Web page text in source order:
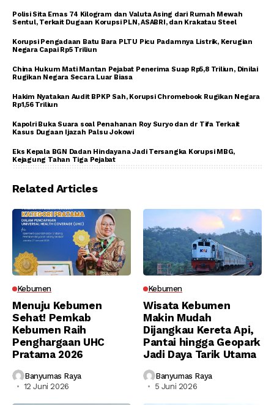
Polisi Sita Emas 74 Kilogram dan Valuta Asing dari Rumah Mewah
Sentul, Terkait Dugaan Korupsi PLN, ASABRI, dan Krakatau Steel
Korupsi Pengadaan Batu Bara PLTU Picu Padamnya Listrik, Kerugian
Negara Capai Rp5 Triliun
China Hukum Mati Mantan Pejabat Penerima Suap Rp5,8 Triliun, Dinilai
Rugikan Negara Secara Luar Biasa
Hakim Nyatakan Audit BPKP Sah, Korupsi Chromebook Rugikan Negara
Rp1,56 Triliun
Kapolri Buka Suara soal Penahanan Roy Suryo dan dr Tifa Terkait
Kasus Dugaan Ijazah Palsu Jokowi
Eks Kepala BGN Dadan Hindayana Jadi Tersangka Korupsi MBG,
Kejagung Tahan Tiga Pejabat
Related Articles
Kebumen
Menuju Kebumen
Sehat! Pemkab
Kebumen Raih
Penghargaan UHC
Pratama 2026
Banyumas Raya
12 Juni 2026
Kebumen
Wisata Kebumen
Makin Mudah
Dijangkau Kereta Api,
Pantai hingga Geopark
Jadi Daya Tarik Utama
Banyumas Raya
5 Juni 2026